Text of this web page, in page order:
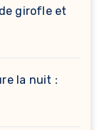
girofle et
la nuit :